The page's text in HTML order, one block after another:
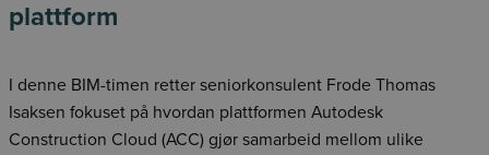
plattform
I denne BIM-timen retter seniorkonsulent Frode Thomas
Isaksen fokuset på hvordan plattformen Autodesk
Construction Cloud (ACC) gjør samarbeid mellom ulike